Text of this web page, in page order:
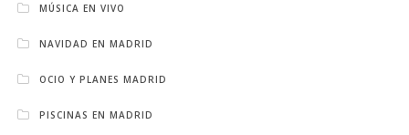
MÚSICA EN VIVO
NAVIDAD EN MADRID
OCIO Y PLANES MADRID
PISCINAS EN MADRID